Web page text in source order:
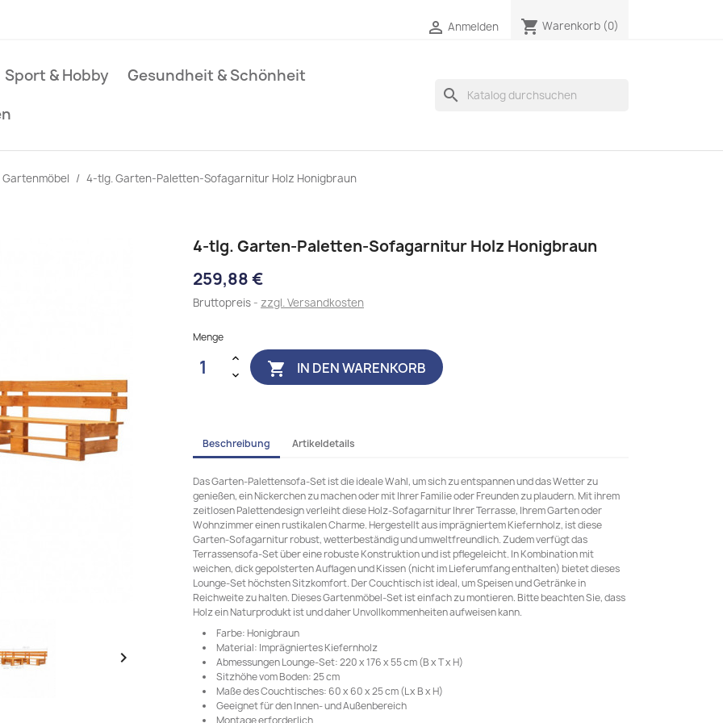
 Anmelden shopping_cart Warenkorb (0)
Sport & Hobby
Gesundheit & Schönheit
search
Gartenmöbel 4-tlg. Garten-Paletten-Sofagarnitur Holz Honigbraun

4-tlg. Garten-Paletten-Sofagarnitur Holz Honigbraun
259,88 €
Bruttopreis zzgl. Versandkosten
Menge
 IN DEN WARENKORB
Beschreibung Artikeldetails
Das Garten-Palettensofa-Set ist die ideale Wahl, um sich zu entspannen und das Wetter zu
genießen, ein Nickerchen zu machen oder mit Ihrer Familie oder Freunden zu plaudern. Mit ihrem
zeitlosen Palettendesign verleiht diese Holz-Sofagarnitur Ihrer Terrasse, Ihrem Garten oder
Wohnzimmer einen rustikalen Charme. Hergestellt aus imprägniertem Kiefernholz, ist diese
Garten-Sofagarnitur robust, wetterbeständig und umweltfreundlich. Zudem verfügt das
Terrassensofa-Set über eine robuste Konstruktion und ist pflegeleicht. In Kombination mit
weichen, dick gepolsterten Auflagen und Kissen (nicht im Lieferumfang enthalten) bietet dieses
Lounge-Set höchsten Sitzkomfort. Der Couchtisch ist ideal, um Speisen und Getränke in
Reichweite zu halten. Dieses Gartenmöbel-Set ist einfach zu montieren. Bitte beachten Sie, dass
Holz ein Naturprodukt ist und daher Unvollkommenheiten aufweisen kann.
Farbe: Honigbraun
Material: Imprägniertes Kiefernholz
Abmessungen Lounge-Set: 220 x 176 x 55 cm (B x T x H)
Sitzhöhe vom Boden: 25 cm
Maße des Couchtisches: 60 x 60 x 25 cm (L x B x H)
Geeignet für den Innen- und Außenbereich
Montage erforderlich